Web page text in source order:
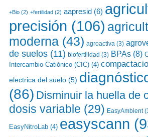
+Bio (2) +fertilidad (2) aapresid (6)
precisión (106)
moderna (43) agroactiva (3)
de suelos (11) biofertilidad (3) BPAs (8)
Intercambio Catiónico (CIC) (4)
electrica del suelo (5)
(86) Disminuir la huella de
dosis variable (29) EasyAmbient
EasyNitroLab (4) easyscann